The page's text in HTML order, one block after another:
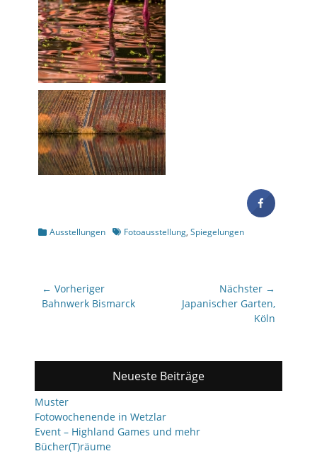
Kategorien
Ausstellungen Schlagworte
Fotoausstellung, Spiegelungen
Beitragsnavigation
← Vorheriger
Vorheriger
Bahnwerk Bismarck
Nächster →
NächsterJapanischer Garten,
Köln
Neueste Beiträge
Muster
Fotowochenende in Wetzlar
Event – Highland Games und mehr
Bücher(T)räume